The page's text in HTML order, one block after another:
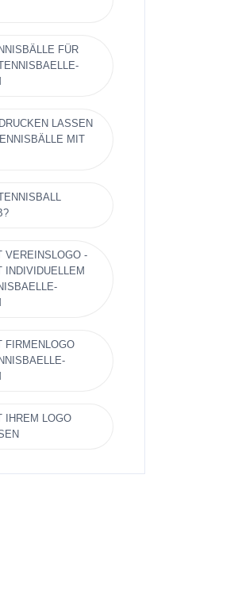
FÜR
LASSEN
MIT
VEREINSLOGO -
INDIVIDUELLEM
FIRMENLOGO
IHREM LOGO